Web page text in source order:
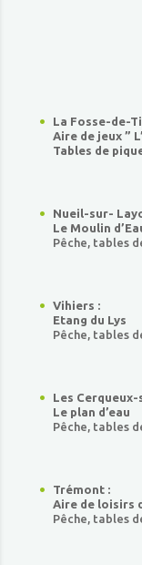
La Fosse-de-
Aire de jeux ”
Tables de
Nueil-sur-
Le Moulin
Pêche, tables
Vihiers :
Etang du Lys
Pêche, tables
Les
Le plan d’eau
Pêche, tables
Trémont :
Aire de loisirs
Pêche, tables